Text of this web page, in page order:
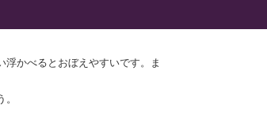
かべるとおぼえやすいです。ま